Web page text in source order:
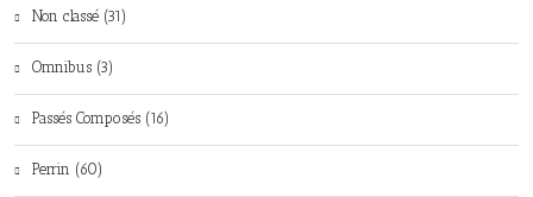
Non classé (31)
Omnibus (3)
Passés Composés (16)
Perrin (60)